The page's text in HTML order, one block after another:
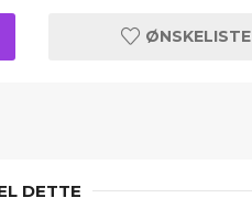
ØNSKELISTE
DETTE